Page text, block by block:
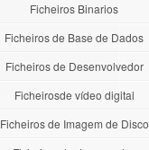
Ficheiros Binarios
Ficheiros de Base de Dados
Ficheiros de Desenvolvedor
Ficheirosde vídeo digital
Ficheiros de Imagem de Disco